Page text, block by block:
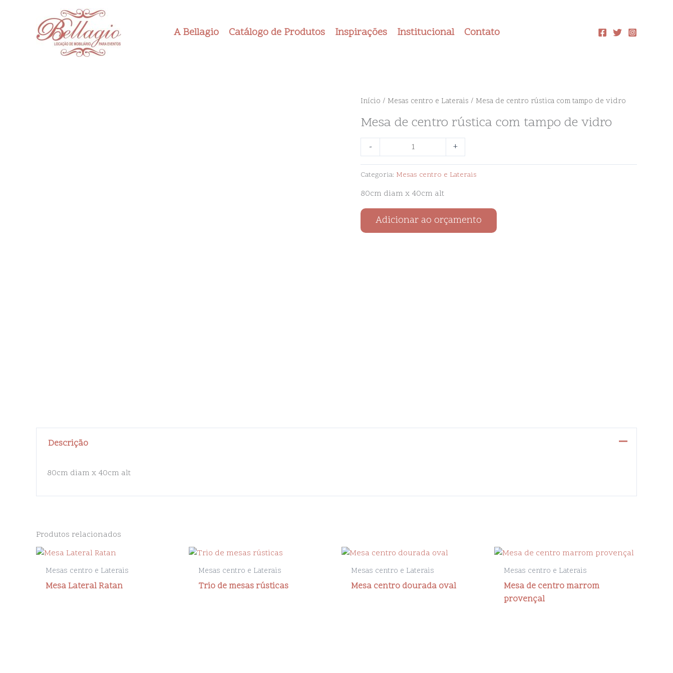
A Bellagio Catálogo de Produtos Inspirações Institucional Contato
Início / Mesas centro e Laterais / Mesa de centro rústica com tampo de vidro
Mesa de centro rústica com tampo de vidro
-
Mesa
centro
rústica
com
tampo
de
vidro
+
Categoria: Mesas centro e Laterais
80cm diam x 40cm alt
Adicionar ao orçamento
Descrição
80cm diam x 40cm alt
Produtos relacionados
Mesas centro e Laterais
Mesa Lateral Ratan
Mesas centro e Laterais
Trio de mesas rústicas
Mesas centro e Laterais
Mesa centro dourada oval
Mesas centro e Laterais
Mesa de centro marrom
provençal